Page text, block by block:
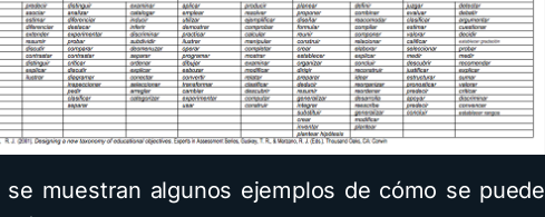
se muestran algunos ejemplos de cómo se puede